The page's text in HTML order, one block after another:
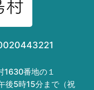
番地の１
後5時15分まで（祝